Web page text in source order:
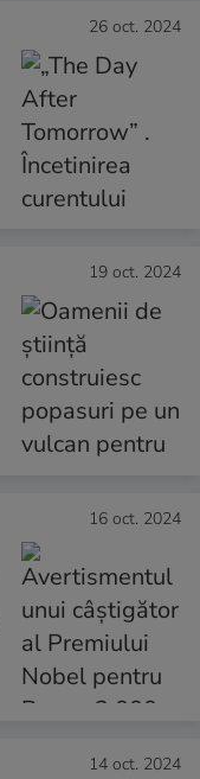
26 oct. 2024
19 oct. 2024
16 oct. 2024
14 oct. 2024